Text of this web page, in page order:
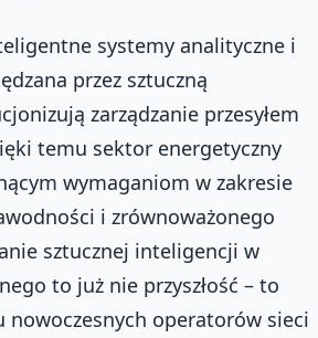
systemy analityczne i
przez sztuczną
zarządzanie przesyłem
temu sektor energetyczny
wymaganiom w zakresie
i zrównoważonego
sztucznej inteligencji w
to już nie przyszłość – to
nowoczesnych operatorów sieci